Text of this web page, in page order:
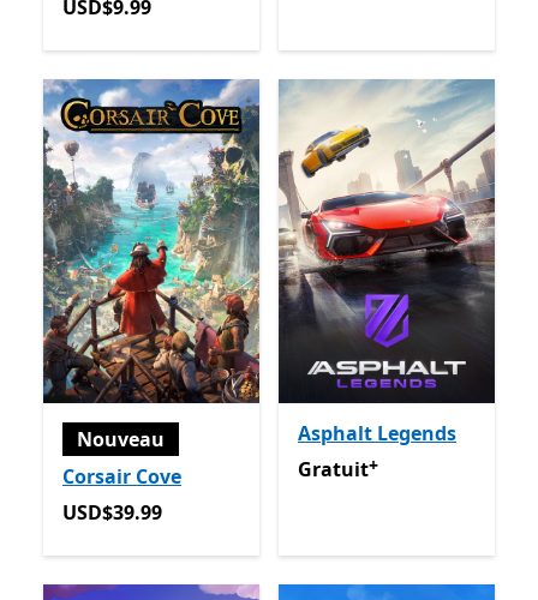
USD$9.99
USD$9.99
Nouveau
Corsair Cove
USD$39.99
USD$39.99
Asphalt Legends
GratuitAvec des achats
Gratuit+